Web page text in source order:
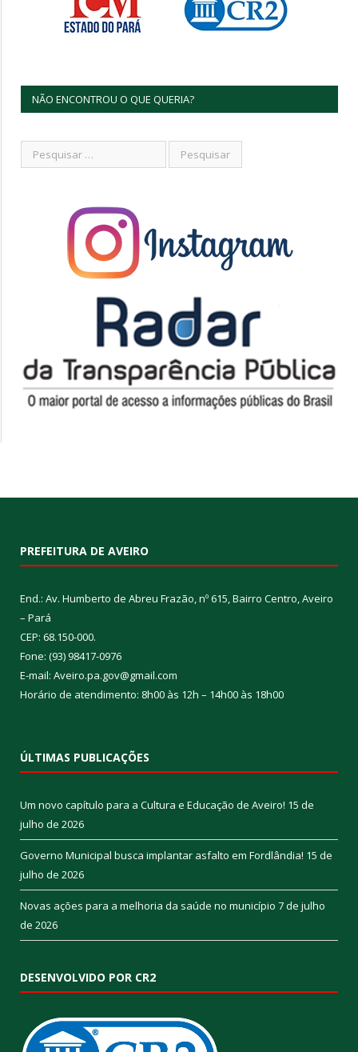
NÃO ENCONTROU O QUE QUERIA?
PREFEITURA DE AVEIRO
End.: Av. Humberto de Abreu Frazão, nº 615, Bairro Centro, Aveiro
– Pará
CEP: 68.150-000.
Fone: (93) 98417-0976
E-mail: Aveiro.pa.gov@gmail.com
Horário de atendimento: 8h00 às 12h – 14h00 às 18h00
ÚLTIMAS PUBLICAÇÕES
Um novo capítulo para a Cultura e Educação de Aveiro! 15 de
julho de 2026
Governo Municipal busca implantar asfalto em Fordlândia! 15 de
julho de 2026
Novas ações para a melhoria da saúde no município 7 de julho
de 2026
DESENVOLVIDO POR CR2